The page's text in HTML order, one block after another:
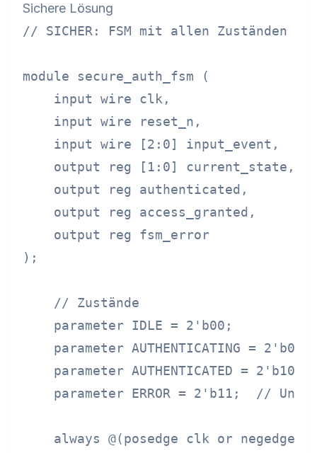
Sichere Lösung
// SICHER: FSM mit allen Zuständen
module secure_auth_fsm (
    input wire clk,
    input wire reset_n,
    input wire [2:0] input_event,
    output reg [1:0] current_state,
    output reg authenticated,
    output reg access_granted,
    output reg fsm_error
);
    // Zustände
    parameter IDLE = 2'b00;
    parameter AUTHENTICATING = 2'b01;
    parameter AUTHENTICATED = 2'b10;
parameter ERROR = 2'b11;  //
always @(posedge clk or negedge